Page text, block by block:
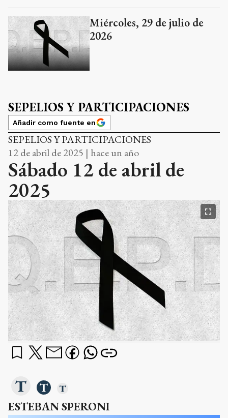
Miércoles, 29 de julio de
2026
SEPELIOS Y PARTICIPACIONES
Añadir como fuente en
SEPELIOS Y PARTICIPACIONES
12 de abril de 2025 | hace un año
Sábado 12 de abril de
2025
ESTEBAN SPERONI